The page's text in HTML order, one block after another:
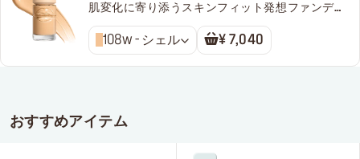
肌変化に寄り添うスキンフィット発想ファンデー
108w - シェル ¥ 7,040
おすすめアイテム